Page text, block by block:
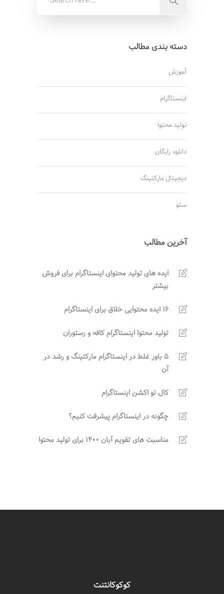
دسته بندی مطالب
آموزش
اینستاگرام
تولید محتوا
دانلود رایگان
دیجیتال مارکتینگ
سئو
آخرین مطالب
ایده های تولید محتوای اینستاگرام برای فروش
بیشتر
16 ایده محتوایی خلاق برای اینستاگرام
تولید محتوا اینستاگرام کافه و رستوران
5 باور غلط در اینستاگرام مارکتینگ و رشد در
آن
کال تو اکشن اینستاگرام
چگونه در اینستاگرام پیشرفت کنیم؟
مناسبت های تقویم آبان 1400 برای تولید محتوا
کوکوکانتنت